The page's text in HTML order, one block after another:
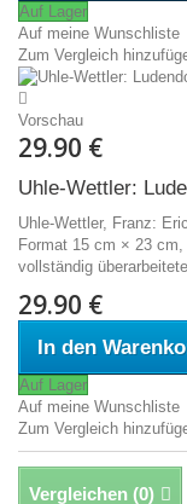
Auf Lager
Auf meine Wunschliste
Zum Vergleich
Vorschau
29.90 €
Uhle-Wettler:
Uhle-Wettler, Franz:
Format 15 cm × 23
vollständig
29.90 €
In den
Auf Lager
Auf meine Wunschliste
Zum Vergleich
Vergleichen (0)